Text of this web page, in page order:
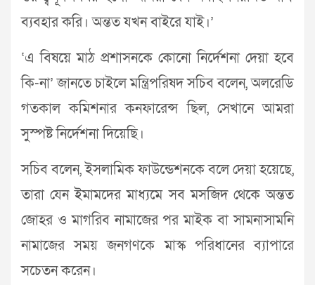
ব্যবহার করি। অন্তত যখন বাইরে যাই।’
‘এ বিষয়ে মাঠ প্রশাসনকে কোনো নির্দেশনা দেয়া হবে
কি-না’ জানতে চাইলে মন্ত্রিপরিষদ সচিব বলেন, অলরেডি
গতকাল কমিশনার কনফারেন্স ছিল, সেখানে আমরা
সুস্পষ্ট নির্দেশনা দিয়েছি।
সচিব বলেন, ইসলামিক ফাউন্ডেশনকে বলে দেয়া হয়েছে,
তারা যেন ইমামদের মাধ্যমে সব মসজিদ থেকে অন্তত
জোহর ও মাগরিব নামাজের পর মাইক বা সামনাসামনি
নামাজের সময় জনগণকে মাস্ক পরিধানের ব্যাপারে
সচেতন করেন।